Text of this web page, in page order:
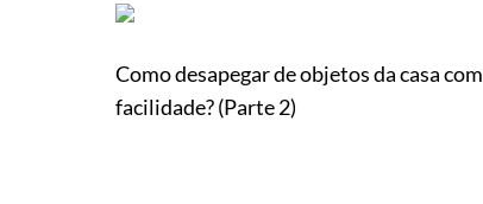
Como desapegar de objetos da casa com
facilidade? (Parte 2)